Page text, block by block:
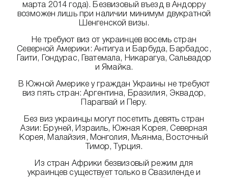
марта 2014 года). Безвизовый въезд в Андорру
возможен лишь при наличии минимум двукратной
Шенгенской визы.
Не требуют виз от украинцев восемь стран
Северной Америки: Антигуа и Барбуда, Барбадос,
Гаити, Гондурас, Гватемала, Никарагуа, Сальвадор
и Ямайка.
В Южной Америке у граждан Украины не требуют
виз пять стран: Аргентина, Бразилия, Эквадор,
Парагвай и Перу.
Без виз украинцы могут посетить девять стран
Азии: Бруней, Израиль, Южная Корея, Северная
Корея, Малайзия, Монголия, Мьянма, Восточный
Тимор, Турция.
Из стран Африки безвизовый режим для
украинцев существует только в Свазиленде и